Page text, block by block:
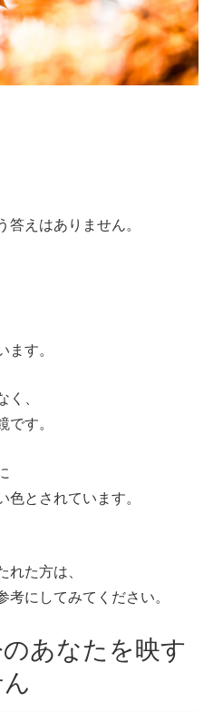
答えはありません。
ます。
く、
です。
色とされています。
れた方は、
考にしてみてください。
あなたを映す